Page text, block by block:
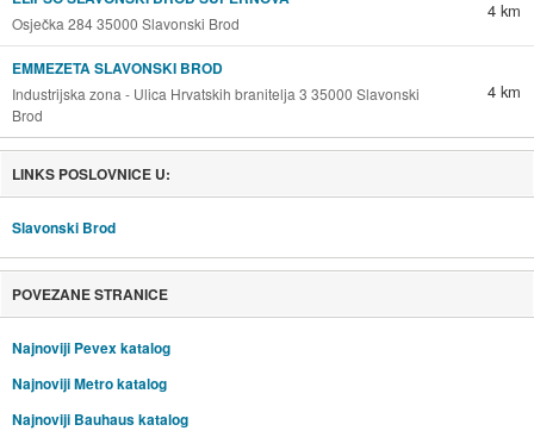
Osječka 284 35000 Slavonski Brod
4 km
EMMEZETA SLAVONSKI BROD
Industrijska zona - Ulica Hrvatskih branitelja 3 35000 Slavonski
Brod
4 km
LINKS POSLOVNICE U:
Slavonski Brod
POVEZANE STRANICE
Najnoviji Pevex katalog
Najnoviji Metro katalog
Najnoviji Bauhaus katalog